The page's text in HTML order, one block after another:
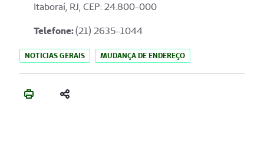
Itaboraí, RJ, CEP: 24.800-000
Telefone:(21) 2635-1044
NOTICIAS GERAIS MUDANÇA DE ENDEREÇO